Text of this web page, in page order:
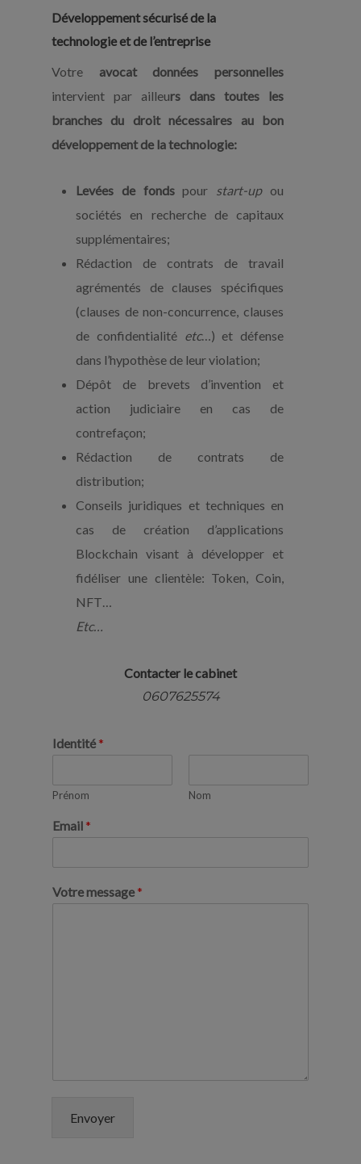
Développement sécurisé de la
technologie et de l’entreprise
Votre avocat données personnelles
intervient par ailleurs dans toutes les
branches du droit nécessaires au bon
développement de la technologie:
Levées de fondspour start-up ou
sociétés en recherche de capitaux
supplémentaires;
Rédaction de contrats de travail
agrémentés de clauses spécifiques
(clauses de non-concurrence, clauses
de confidentialité etc…) et défense
dans l’hypothèse de leur violation;
Dépôt de brevets d’invention et
action judiciaire en cas de
contrefaçon;
Rédaction de contrats de
distribution;
Conseils juridiques et techniques en
cas de création d’applications
Blockchain visant à développer et
fidéliser une clientèle: Token, Coin,
NFT…
Etc…
Contacter le cabinet
0607625574
Identité *
Prénom Nom
Email *
Votre message *
Envoyer